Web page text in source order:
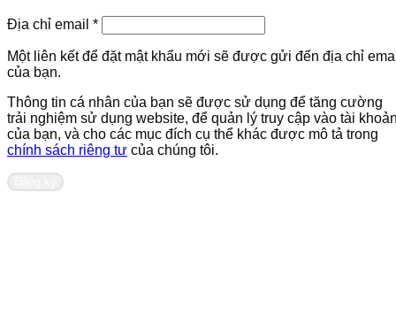
Địa chỉ email *Bắt
buộc
Một liên kết để đặt mật khẩu mới sẽ được gửi đến địa chỉ
của bạn.
Thông tin cá nhân của bạn sẽ được sử dụng để tăng cường
trải nghiệm sử dụng website, để quản lý truy cập vào tài
của bạn, và cho các mục đích cụ thể khác được mô tả trong
chính sách riêng tư của chúng tôi.